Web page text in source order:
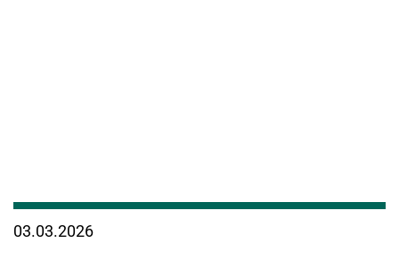
03.03.2026